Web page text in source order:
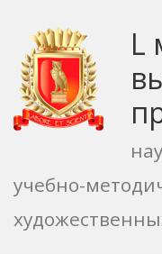
L
учебно-